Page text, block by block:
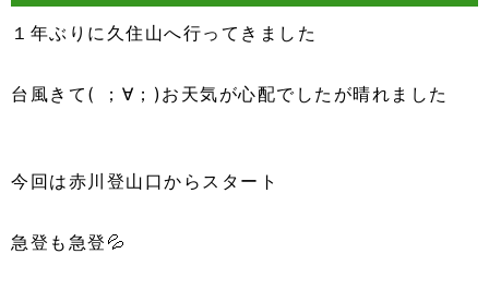
１年ぶりに久住山へ行ってきました
台風きて( ；∀；)お天気が心配でしたが晴れました
今回は赤川登山口からスタート
急登も急登💦